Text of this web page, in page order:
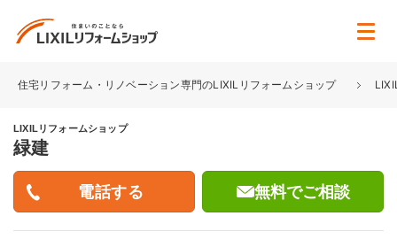
住宅リフォーム・リノベーション専門のLIXILリフォームショップ
LIXILリフォームショップ
緑建
無料でご相談